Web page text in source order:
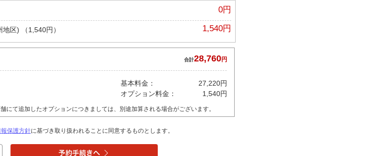
0円
区) （1,540円） 1,540円
合計28,760円
基本料金：
27,220円
オプション料金：
1,540円
にて追加したオプションにつきましては、別途加算される場合がございます。
保護方針に基づき取り扱われることに同意するものとします。